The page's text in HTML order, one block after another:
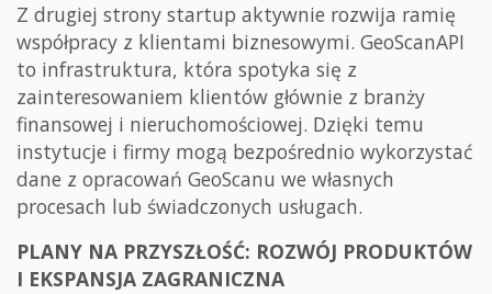
Z drugiej strony startup aktywnie rozwija ramię
współpracy z klientami biznesowymi. GeoScanAPI
to infrastruktura, która spotyka się z
zainteresowaniem klientów głównie z branży
finansowej i nieruchomościowej. Dzięki temu
instytucje i firmy mogą bezpośrednio wykorzystać
dane z opracowań GeoScanu we własnych
procesach lub świadczonych usługach.
PLANY NA PRZYSZŁOŚĆ: ROZWÓJ PRODUKTÓW
I EKSPANSJA ZAGRANICZNA